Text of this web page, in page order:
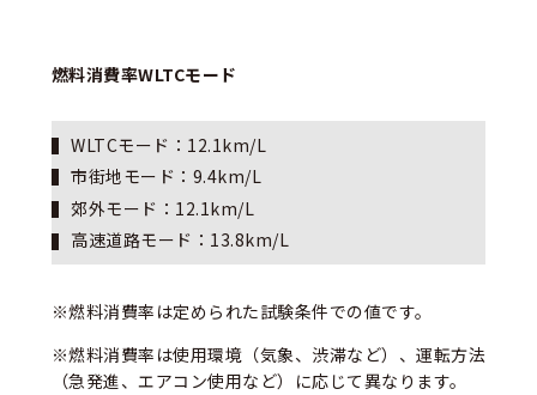
燃料消費率WLTCモード
WLTCモード：1 2.1km/L
市街地モード： 9.4km/L
郊外モード：1 2.1km/L
高速道路モード：13.8km/L
※燃料消費率は定められた試験条件での値です。
※燃料消費率は使用環境（気象、渋滞など）、運転方法
（急発進、エアコン使用など）に応じて異なります。